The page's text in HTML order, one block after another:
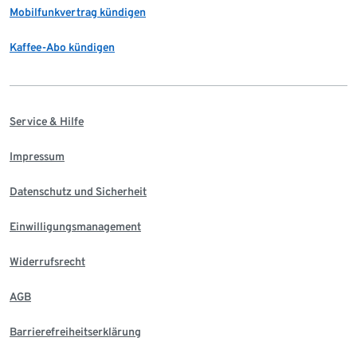
Mobilfunkvertrag kündigen
Kaffee-Abo kündigen
Service & Hilfe
Impressum
Datenschutz und Sicherheit
Einwilligungsmanagement
Widerrufsrecht
AGB
Barrierefreiheitserklärung